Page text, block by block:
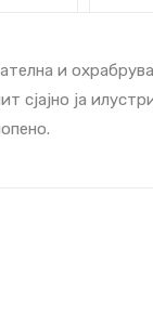
и
сјајно ја